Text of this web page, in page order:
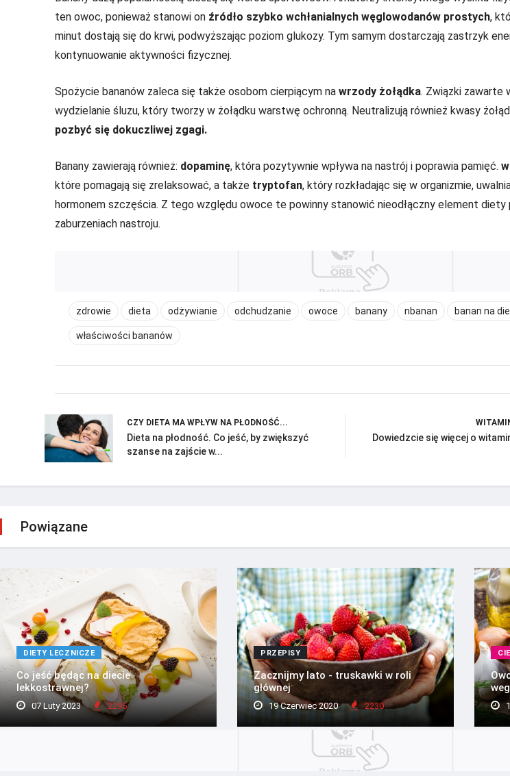
ten owoc, ponieważ stanowi on źródło szybko wchłanialnych węglowodanów prostych,
minut dostają się do krwi, podwyższając poziom glukozy. Tym samym dostarczają zastrzyk
kontynuowanie aktywności fizycznej.
Spożycie bananów zaleca się także osobom cierpiącym na wrzody żołądka. Związki zawarte
wydzielanie śluzu, który tworzy w żołądku warstwę ochronną. Neutralizują również kwasy
pozbyć się dokuczliwej zgagi.
Banany zawierają również: dopaminę, która pozytywnie wpływa na nastrój i poprawia pamięć.
które pomagają się zrelaksować, a także tryptofan, który rozkładając się w organizmie,
hormonem szczęścia. Z tego względu owoce te powinny stanowić nieodłączny element diety
zaburzeniach nastroju.
zdrowie dieta odżywianie odchudzanie owoce banany nbanan banan na
właściwości bananów
CZY DIETA MA WPŁYW NA PŁODNOŚĆ...
Dieta na płodność. Co jeść, by zwiększyć
szanse na zajście w...
Dowiedzcie się więcej o
Powiązane
DIETY LECZNICZE
Co jeść będąc na diecie
lekkostrawnej?
07 Luty 2023 2295
PRZEPISY
Zacznijmy lato - truskawki w roli
głównej
19 Czerwiec 2020 2230